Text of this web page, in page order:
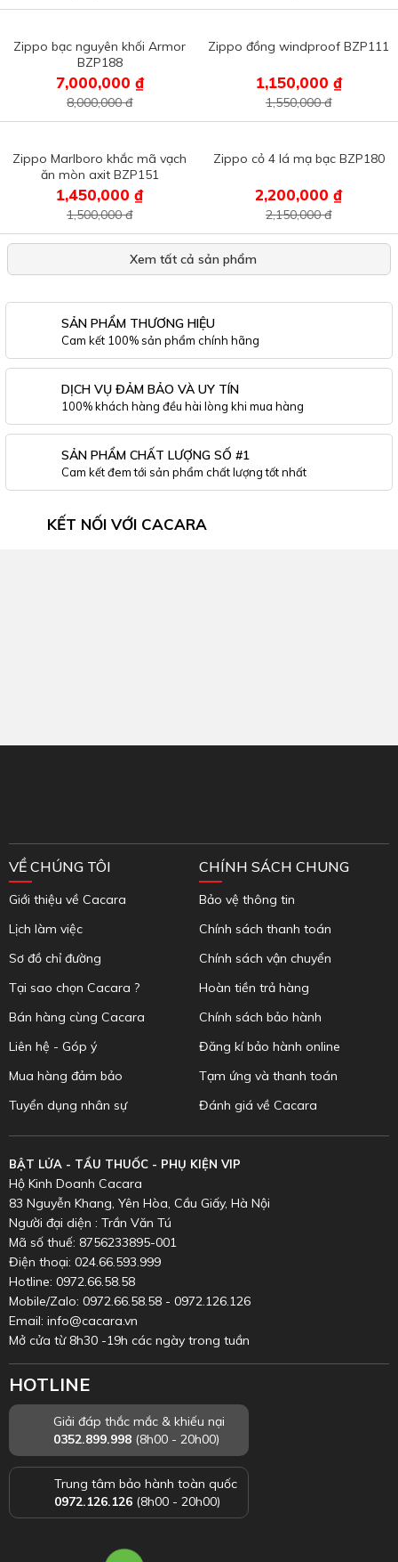
Zippo bạc nguyên khối Armor
BZP188
7,000,000 ₫
8,000,000 đ
Zippo đồng windproof BZP111
1,150,000 ₫
1,550,000 đ
Zippo Marlboro khắc mã vạch
ăn mòn axit BZP151
1,450,000 ₫
1,500,000 đ
Zippo cỏ 4 lá mạ bạc BZP180
2,200,000 ₫
2,150,000 đ
Xem tất cả sản phẩm
SẢN PHẨM THƯƠNG HIỆU
Cam kết 100% sản phẩm chính hãng
DỊCH VỤ ĐẢM BẢO VÀ UY TÍN
100% khách hàng đều hài lòng khi mua hàng
SẢN PHẨM CHẤT LƯỢNG SỐ #1
Cam kết đem tới sản phẩm chất lượng tốt nhất
KẾT NỐI VỚI CACARA
VỀ CHÚNG TÔI
Giới thiệu về Cacara
Lịch làm việc
Sơ đồ chỉ đường
Tại sao chọn Cacara ?
Bán hàng cùng Cacara
Liên hệ - Góp ý
Mua hàng đảm bảo
Tuyển dụng nhân sự
CHÍNH SÁCH CHUNG
Bảo vệ thông tin
Chính sách thanh toán
Chính sách vận chuyển
Hoàn tiền trả hàng
Chính sách bảo hành
Đăng kí bảo hành online
Tạm ứng và thanh toán
Đánh giá về Cacara
BẬT LỬA - TẨU THUỐC - PHỤ KIỆN VIP
Hộ Kinh Doanh Cacara
83 Nguyễn Khang, Yên Hòa, Cầu Giấy, Hà Nội
Người đại diện : Trần Văn Tú
Mã số thuế: 8756233895-001
Điện thoại: 024.66.593.999
Hotline: 0972.66.58.58
Mobile/Zalo: 0972.66.58.58 - 0972.126.126
Email: info@cacara.vn
Mở cửa từ 8h30 -19h các ngày trong tuần
HOTLINE
Giải đáp thắc mắc & khiếu nại
0352.899.998 (8h00 - 20h00)
Trung tâm bảo hành toàn quốc
0972.126.126 (8h00 - 20h00)